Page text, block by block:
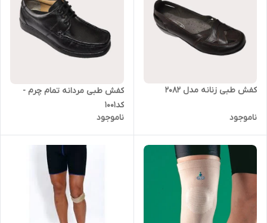
کفش طبی زنانه مدل ۲۰۸۲
ناموجود
کفش طبی مردانه تمام چرم -
کد1001
ناموجود